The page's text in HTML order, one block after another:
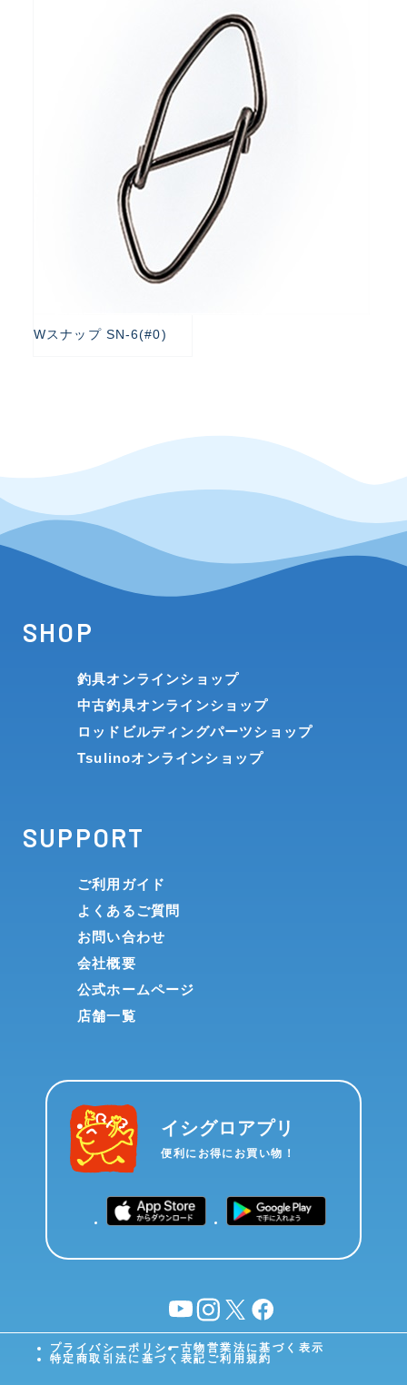
Wスナップ SN-6(#0)
SHOP
釣具オンラインショップ
中古釣具オンラインショップ
ロッドビルディングパーツショップ
Tsulinoオンラインショップ
SUPPORT
ご利用ガイド
よくあるご質問
お問い合わせ
会社概要
公式ホームページ
店舗一覧
イシグロアプリ
便利にお得にお買い物！
YouTubeinstagram
X facebook
プライバシーポリシー古物営業法に基づく表示
特定商取引法に基づく表記 ご利用規約